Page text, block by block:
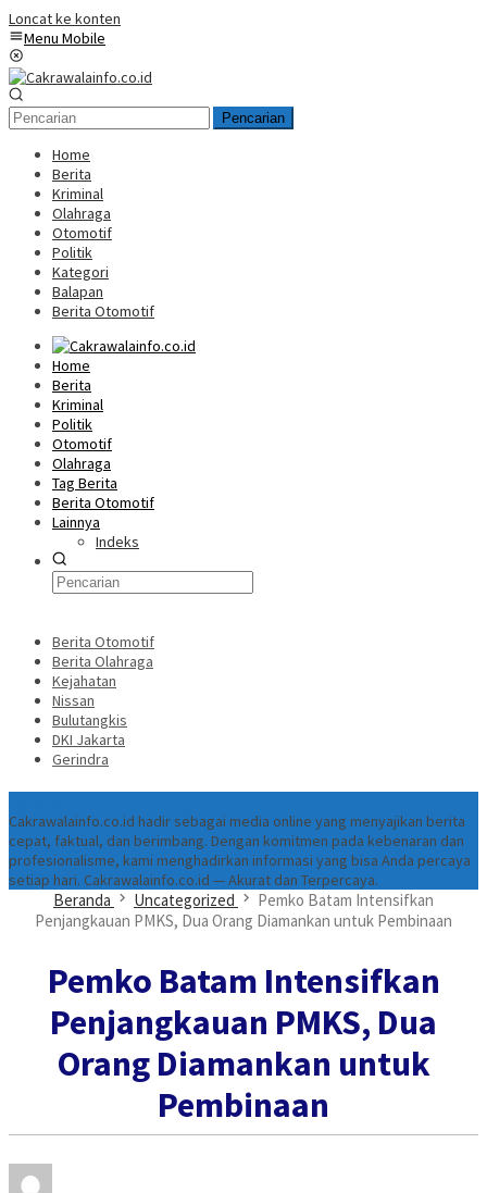
Loncat ke konten
Menu Mobile
Pencarian
Home
Berita
Kriminal
Olahraga
Otomotif
Politik
Kategori
Balapan
Berita Otomotif
Home
Berita
Kriminal
Politik
Otomotif
Olahraga
Tag Berita
Berita Otomotif
Lainnya
Indeks
Berita Otomotif
Berita Olahraga
Kejahatan
Nissan
Bulutangkis
DKI Jakarta
Gerindra
Cakrawalainfo.co.id hadir sebagai media online yang menyajikan berita
cepat, faktual, dan berimbang. Dengan komitmen pada kebenaran dan
profesionalisme, kami menghadirkan informasi yang bisa Anda percaya
setiap hari. Cakrawalainfo.co.id — Akurat dan Terpercaya.
Beranda Uncategorized
Pemko Batam Intensifkan
Penjangkauan PMKS, Dua Orang Diamankan untuk Pembinaan
Pemko Batam Intensifkan
Penjangkauan PMKS, Dua
Orang Diamankan untuk
Pembinaan